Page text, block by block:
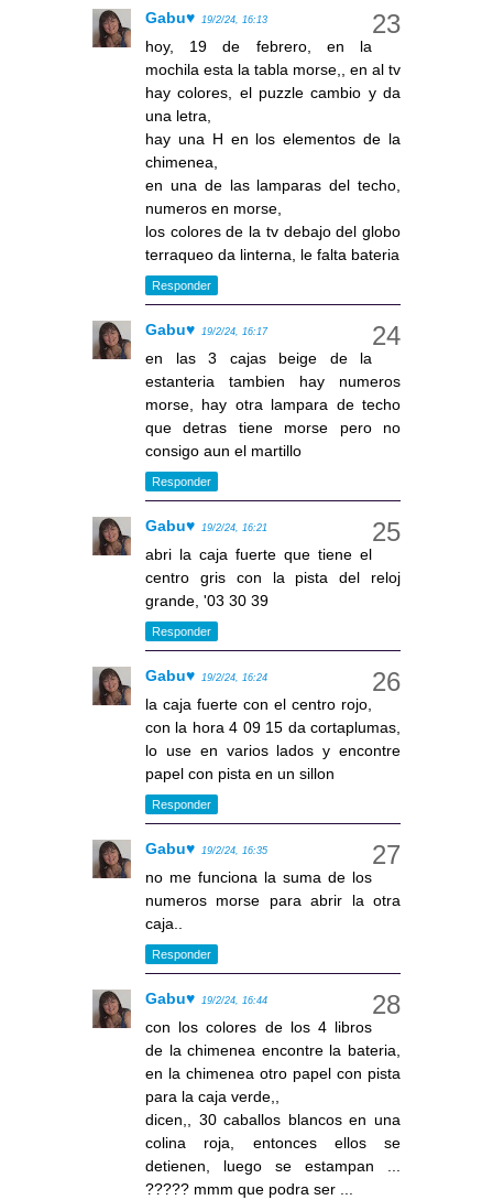
Gabu♥ 19/2/24, 16:13
hoy, 19 de febrero, en la
mochila esta la tabla morse,, en al tv
hay colores, el puzzle cambio y da
una letra,
hay una H en los elementos de la
chimenea,
en una de las lamparas del techo,
numeros en morse,
los colores de la tv debajo del globo
terraqueo da linterna, le falta bateria
Responder
Gabu♥ 19/2/24, 16:17
en las 3 cajas beige de la
estanteria tambien hay numeros
morse, hay otra lampara de techo
que detras tiene morse pero no
consigo aun el martillo
Responder
Gabu♥ 19/2/24, 16:21
abri la caja fuerte que tiene el
centro gris con la pista del reloj
grande, '03 30 39
Responder
Gabu♥ 19/2/24, 16:24
la caja fuerte con el centro rojo,
con la hora 4 09 15 da cortaplumas,
lo use en varios lados y encontre
papel con pista en un sillon
Responder
Gabu♥ 19/2/24, 16:35
no me funciona la suma de los
numeros morse para abrir la otra
caja..
Responder
Gabu♥ 19/2/24, 16:44
con los colores de los 4 libros
de la chimenea encontre la bateria,
en la chimenea otro papel con pista
para la caja verde,,
dicen,, 30 caballos blancos en una
colina roja, entonces ellos se
detienen, luego se estampan ...
????? mmm que podra ser ...